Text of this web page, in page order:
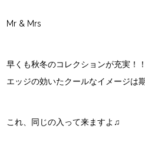
Mr & Mrs
早くも秋冬のコレクションが充実！！
エッジの効いたクールなイメージは
これ、同じの入って来ますよ♫